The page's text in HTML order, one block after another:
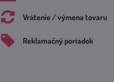
Vrátenie / výmena tovaru
Reklamačný poriadok